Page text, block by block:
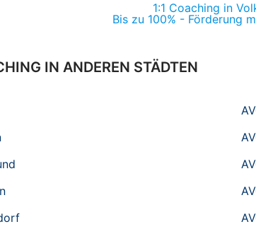
1:1 Coaching in
Bis zu 100% - Förderung
IN ANDEREN STÄDTEN